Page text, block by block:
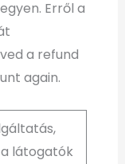
Erről a
a refund
again.
látogatók